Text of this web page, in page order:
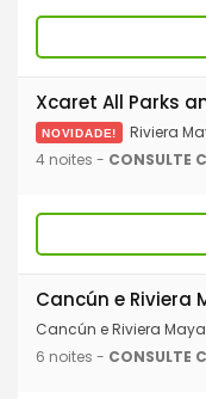
Xcaret All Parks
NOVIDADE!
Riviera
4 noites - CONSULTE
Cancún e Riviera
Cancún e Riviera
6 noites - CONSULTE